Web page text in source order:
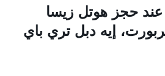
عند حجز هوتل زيسا
إيه دبل تري باي